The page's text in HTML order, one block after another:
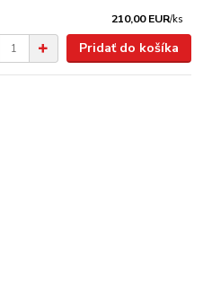
210,00 EUR/ks
Pridať do košíka